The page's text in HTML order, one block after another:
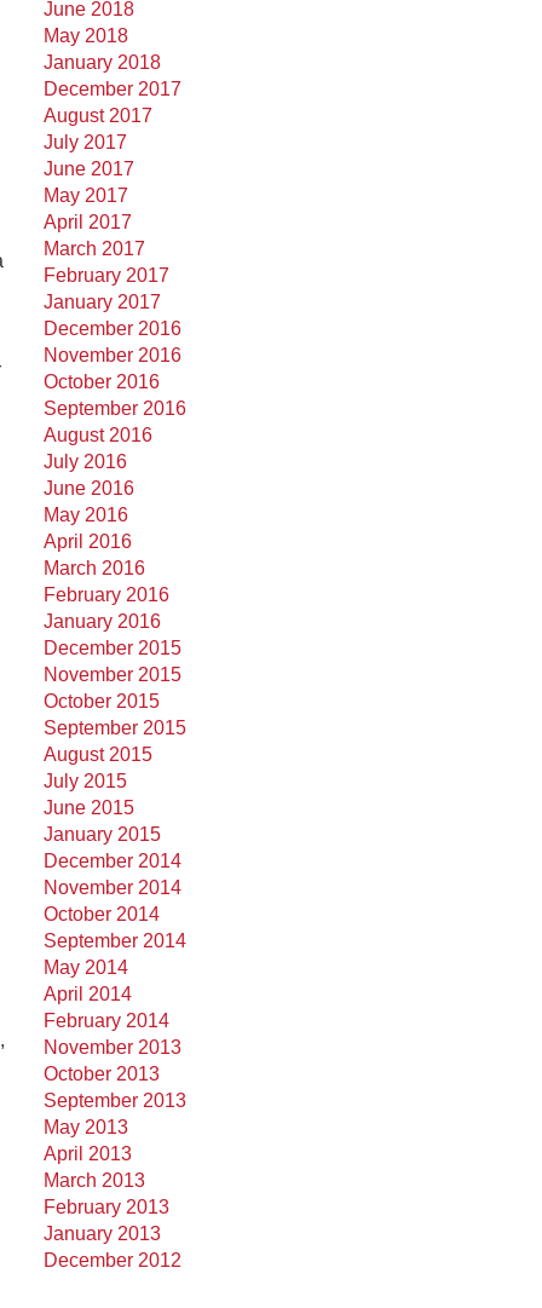
June 2018
May 2018
January 2018
December 2017
August 2017
July 2017
June 2017
May 2017
April 2017
March 2017
February 2017
January 2017
December 2016
November 2016
October 2016
September 2016
August 2016
July 2016
June 2016
May 2016
April 2016
March 2016
February 2016
January 2016
December 2015
November 2015
October 2015
September 2015
August 2015
July 2015
June 2015
January 2015
December 2014
November 2014
October 2014
September 2014
May 2014
April 2014
February 2014
November 2013
October 2013
September 2013
May 2013
April 2013
March 2013
February 2013
January 2013
December 2012